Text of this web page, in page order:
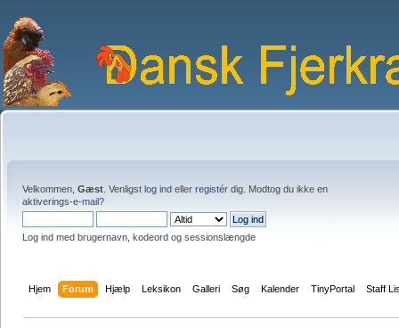
Velkommen, Gæst . Venligst log ind eller registér dig. Modtog du ikke en
aktiverings-e-mail?
Log ind med brugernavn, kodeord og sessionslængde
Hjem Forum Hjælp Leksikon Galleri Søg Kalender TinyPortal Staff